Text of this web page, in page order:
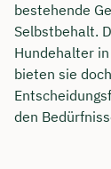
bestehende
Selbstbehalt.
Hundehalter
bieten sie
den